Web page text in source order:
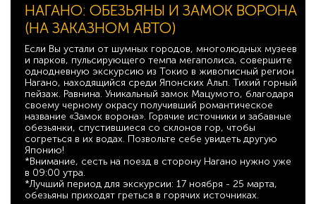
НАГАНО: ОБЕЗЬЯНЫ И ЗАМОК ВОРОНА
(НА ЗАКАЗНОМ АВТО)
Если Вы устали от шумных городов, многолюдных музеев
и парков, пульсирующего темпа мегаполиса, совершите
однодневную экскурсию из Токио в живописный регион
Нагано, находящийся среди Японских Альп. Тихий горный
пейзаж. Равнина. Уникальный замок Мацумото, благодаря
своему черному окрасу получивший романтическое
название «Замок ворона». Горячие источники и забавные
обезьянки, спустившиеся со склонов гор, чтобы
согреться в их водах. Позвольте себе увидеть другую
Японию!
*Внимание, сесть на поезд в сторону Нагано нужно уже
в 09:00 утра.
*Лучший период для экскурсии: 17 ноября - 25 марта,
обезьяны приходят греться в горячих источниках.